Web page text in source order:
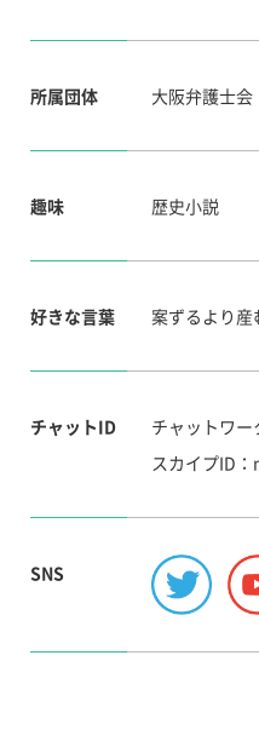
所属団体 大阪弁護士会
趣味 歴史小説
好きな言葉 案ずるより産
チャットID
チャットワー
スカイプID
SNS